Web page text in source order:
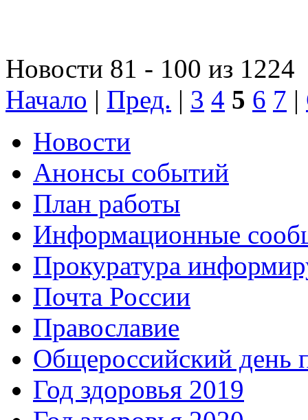
Новости 81 - 100 из 1224
Начало | Пред. | 3 4 5 6 7 |
Новости
Анонсы событий
План работы
Информационные
Прокуратура
Почта России
Православие
Общероссийский день
Год здоровья 2019